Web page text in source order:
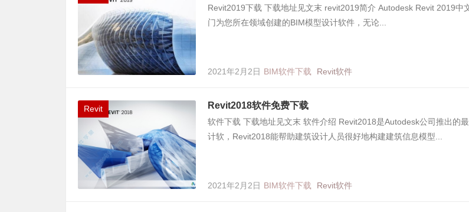
Revit2019下载 下载地址见文末 revit2019简介 Autodesk Revit 2019中
门为您所在领域创建的BIM模型设计软件，无论...
2021年2月2日 BIM软件下载 Revit软件
Revit Revit2018软件免费下载
软件下载 下载地址见文末 软件介绍 Revit2018是Autodesk公司推出的
计软，Revit2018能帮助建筑设计人员很好地构建建筑信息模型...
2021年2月2日 BIM软件下载 Revit软件